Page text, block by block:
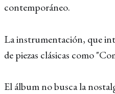
contemporáneo.
La instrumentación, que
de piezas clásicas como
El álbum no busca la